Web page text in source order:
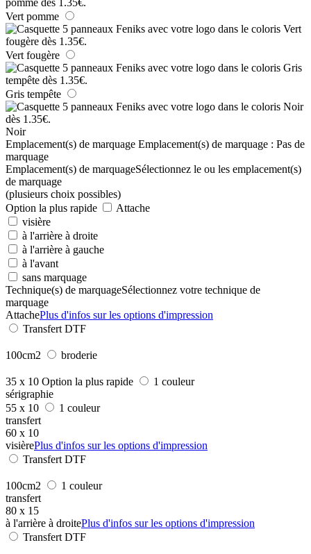
Vert pomme
Vert fougère
Gris tempête
Noir
Emplacement(s) de marquage Emplacement(s) de marquage : Pas de
marquage
Emplacement(s) de marquageSélectionnez le ou les emplacement(s)
de marquage
(plusieurs choix possibles)
Option la plus rapide
Attache
visière
à l'arrière à droite
à l'arrière à gauche
à l'avant
sans marquage
Technique(s) de marquageSélectionnez votre technique de
marquage
AttachePlus d'infos sur les options d'impression
Transfert DTF
100cm2 broderie
35 x 10 Option la plus rapide
1 couleur
sérigraphie
55 x 10
1 couleur
transfert
60 x 10
visièrePlus d'infos sur les options d'impression
Transfert DTF
100cm2
1 couleur
transfert
80 x 15
à l'arrière à droitePlus d'infos sur les options d'impression
Transfert DTF